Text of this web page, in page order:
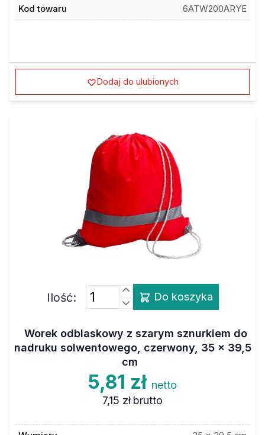
Kod towaru
6ATW200ARYE
Dodaj do ulubionych
Ilość: Do koszyka
Worek odblaskowy z szarym sznurkiem do
nadruku solwentowego, czerwony, 35 x 39,5
cm
5,81 zł netto
7,15 zł brutto